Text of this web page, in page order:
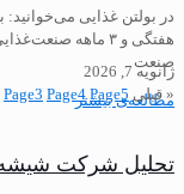
در بولتن غذایی
هفتگی و ۳ ماهه
صنعت
مطالعه‌ی بیشتر
ژانویه 7, 2026
« قبلی
Page3 Page4 Page5
تحلیل شرکت شیشه